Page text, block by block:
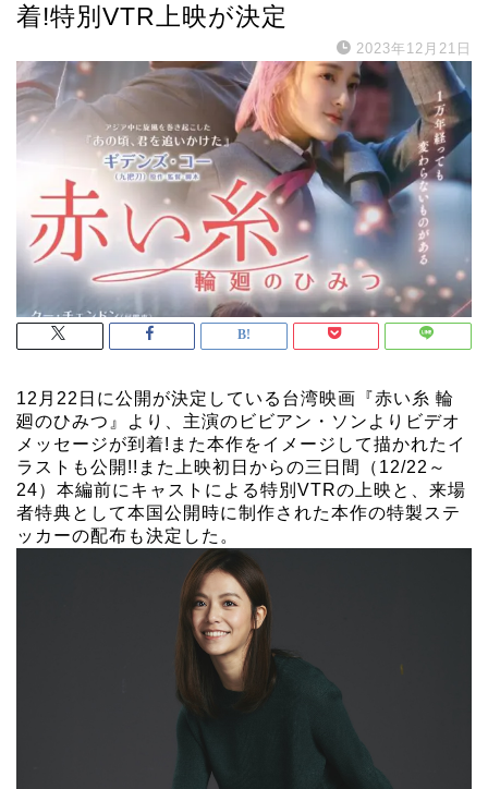
着!特別VTR上映が決定
2023年12月21日
12月22日に公開が決定している台湾映画『赤い糸 輪
廻のひみつ』より、主演のビビアン・ソンよりビデオ
メッセージが到着!また本作をイメージして描かれたイ
ラストも公開!!また上映初日からの三日間（12/22～
24）本編前にキャストによる特別VTRの上映と、来場
者特典として本国公開時に制作された本作の特製ステ
ッカーの配布も決定した。